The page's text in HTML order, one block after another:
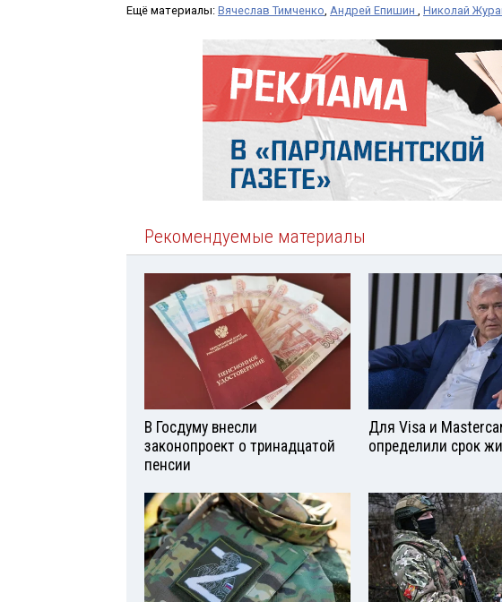
Ещё материалы: Вячеслав Тимченко Андрей Епишин Николай
Рекомендуемые материалы
В Госдуму внесли
законопроект о тринадцатой
пенсии
Для Visа и
определили срок